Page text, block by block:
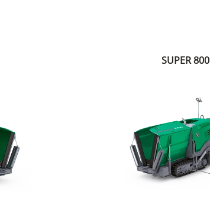
SUPER 800